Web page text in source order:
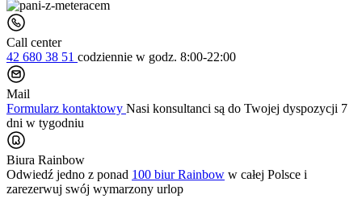
Call center
42 680 38 51 codziennie w godz. 8:00-22:00
Mail
Formularz kontaktowy Nasi konsultanci są do Twojej dyspozycji 7
dni w tygodniu
Biura Rainbow
Odwiedź jedno z ponad 100 biur Rainbow w całej Polsce i
zarezerwuj swój wymarzony urlop